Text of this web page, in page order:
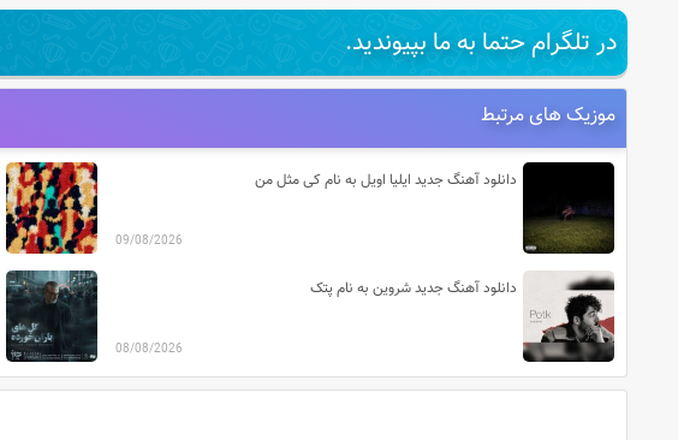
در تلگرام حتما به ما بپیوندید.
موزیک های مرتبط
دانلود آهنگ جدید ایلیا اویل به نام کی مثل من
09/08/2026
دانلود آهنگ جدید شروین به نام پتک
08/08/2026